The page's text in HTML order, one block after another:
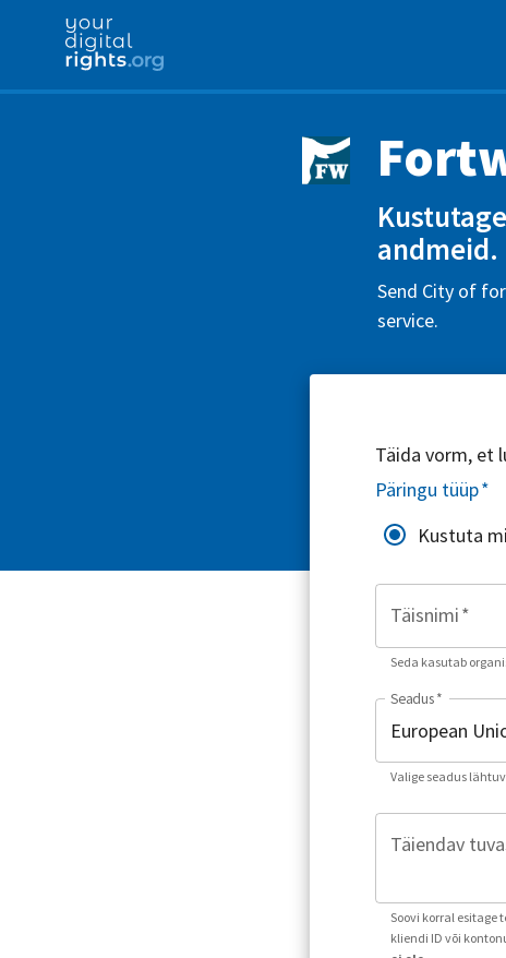
andmeid.
Send City of
service.
Täida vorm, et
Päringu tüüp*
Kustuta
Täisnimi*
Seda kasutab
Seadus*
Valige seadus
Täiendav
Soovi korral esitage
kliendi ID või